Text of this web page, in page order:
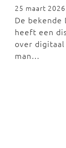
25 maart
De bekende
heeft een
over
man…